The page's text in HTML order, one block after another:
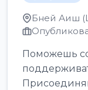
Бней Аиш
Поможешь